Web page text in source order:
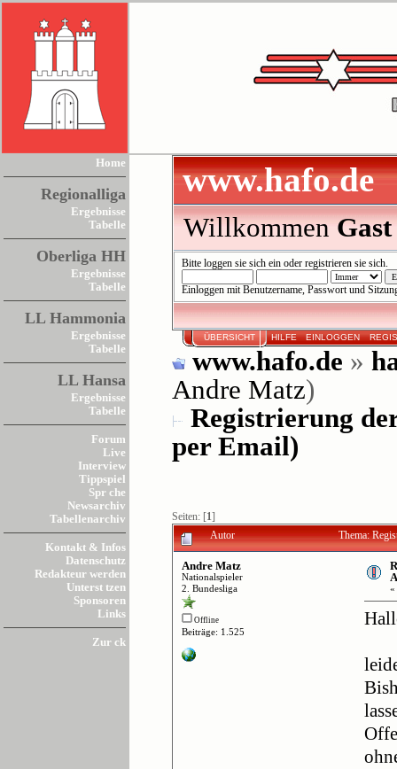
Home
Regionalliga
Ergebnisse
Tabelle
Oberliga HH
Ergebnisse
Tabelle
LL Hammonia
Ergebnisse
Tabelle
LL Hansa
Ergebnisse
Tabelle
Forum
Live
Interview
Tippspiel
Spr che
Newsarchiv
Tabellenarchiv
Kontakt & Infos
Datenschutz
Redakteur werden
Unterst tzen
Sponsoren
Links
Zur ck
www.hafo.de
WillkommenGast
Bitte loggen sie sich einoder registrieren sie sich.
Einloggen mit Benutzername, Passwort und
ÜBERSICHT HILFE EINLOGGEN
www.hafo.de »
Andre Matz)
Registrierung
per Email)
Seiten: [1]
Autor Thema:
Andre Matz
Nationalspieler
2. Bundesliga
Offline
Beiträge: 1.525
«